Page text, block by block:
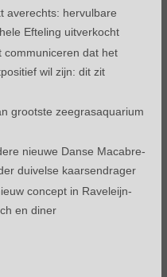
averechts: hervulbare
Efteling uitverkocht
communiceren dat het
wil zijn: dit zit
grootste zeegrasaquarium
nieuwe Danse Macabre-
duivelse kaarsendrager
concept in Raveleijn-
en diner